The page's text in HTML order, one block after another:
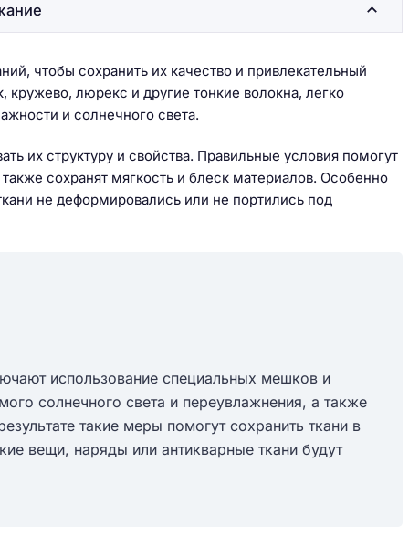
чтобы сохранить их качество и привлекательный
люрекс и другие тонкие волокна, легко
и солнечного света.
их структуру и свойства. Правильные условия помогут
сохранят мягкость и блеск материалов. Особенно
не деформировались или не портились под
использование специальных мешков и
солнечного света и переувлажнения, а также
такие меры помогут сохранить ткани в
вещи, наряды или антикварные ткани будут